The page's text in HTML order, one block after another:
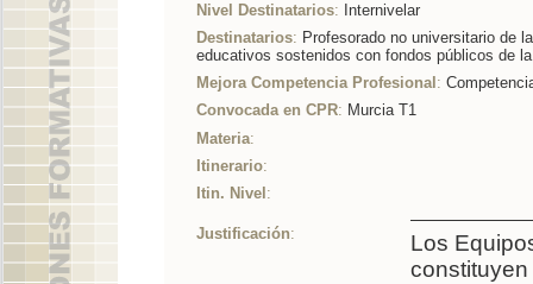
Nivel Destinatarios: Internivelar
Destinatarios: Profesorado no universitario de
educativos sostenidos con fondos públicos de
Mejora Competencia Profesional :
Convocada en CPR: Murcia T1
Materia:
Itinerario:
Itin. Nivel :
Justificación:
Los